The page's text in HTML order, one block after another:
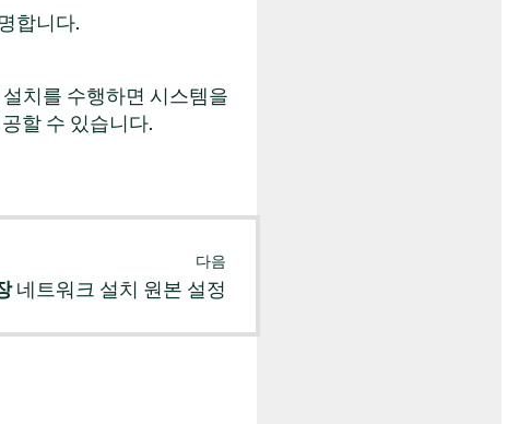
합니다.
치를 수행하면 시스템을
할 수 있습니다.
다음
네트워크 설치 원본 설정